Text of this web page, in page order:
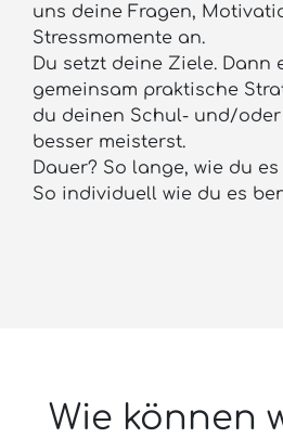
uns deine Fragen,
Stressmomente an.
Du setzt deine Ziele. Dann
gemeinsam praktische
du deinen Schul- und/
besser meisterst.
Dauer? So lange, wie du
So individuell wie du es
Wie können